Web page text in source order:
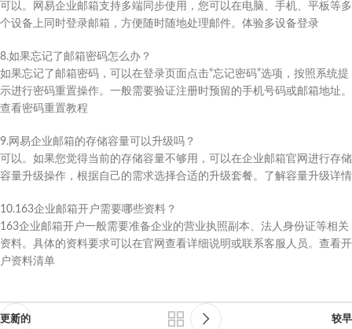
可以。网易企业邮箱支持多端同步使用，您可以在电脑、手机、平板等多
个设备上同时登录邮箱，方便随时随地处理邮件。体验多设备登录
8.如果忘记了邮箱密码怎么办？
如果忘记了邮箱密码，可以在登录页面点击“忘记密码”选项，按照系统提
示进行密码重置操作。一般需要验证注册时预留的手机号码或邮箱地址。
查看密码重置教程
9.网易企业邮箱的存储容量可以升级吗？
可以。如果您觉得当前的存储容量不够用，可以在企业邮箱官网进行存储
容量升级操作，根据自己的需求选择合适的升级套餐。了解容量升级详情
10.163企业邮箱开户需要哪些资料？
163企业邮箱开户一般需要准备企业的营业执照副本、法人身份证等相关
资料。具体的资料要求可以在官网查看详细说明或联系客服人员。查看开
户资料清单
更新的 较早